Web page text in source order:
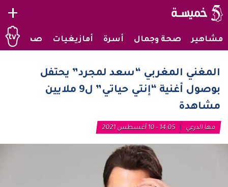
+
مشاهير صحة وجمال أسرة أمازيغيات صحراويات
المغني المغربي “سعد لمجرد” يحتفل
بوصول أغنية “إنتي حياتي” ل9 ملايين
مشاهدة
مها الدرعي 14:05 - 10 أغسطس 2021